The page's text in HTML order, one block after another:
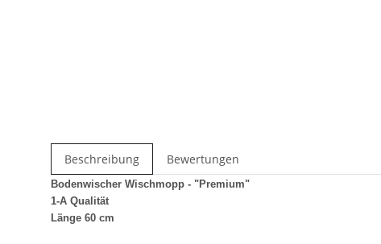
Beschreibung Bewertungen
Bodenwischer Wischmopp - "Premium"
1-A Qualität
Länge 60 cm